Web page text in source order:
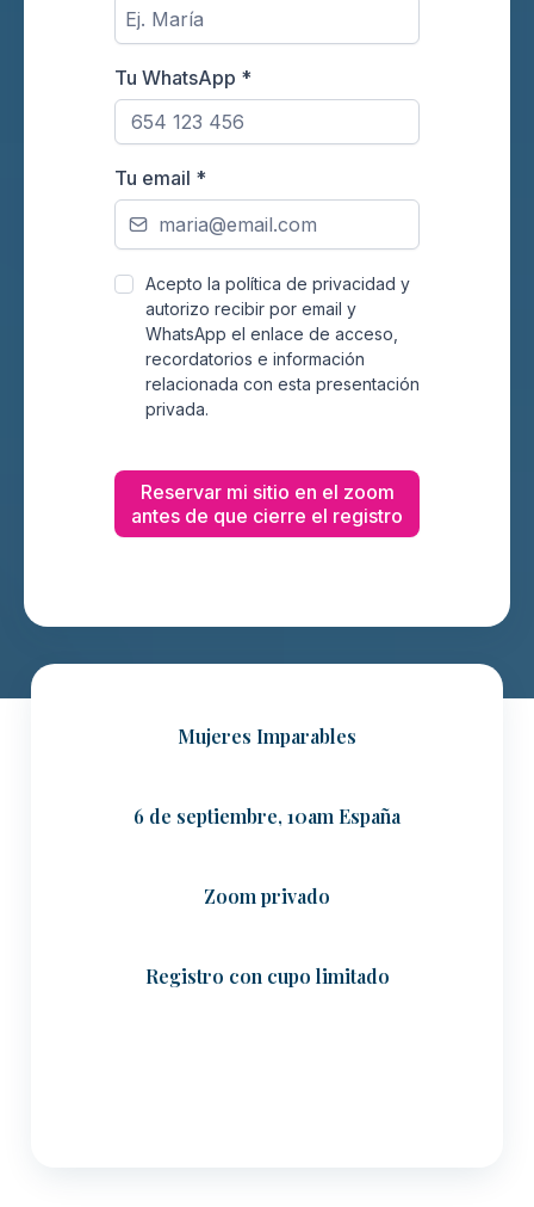
Tu WhatsApp *
Tu email *
Acepto la política de privacidad y
autorizo recibir por email y
WhatsApp el enlace de acceso,
recordatorios e información
relacionada con esta presentación
privada.
Reservar mi sitio en el zoom
antes de que cierre el registro
Mujeres Imparables
6 de septiembre, 10am España
Zoom privado
Registro con cupo limitado